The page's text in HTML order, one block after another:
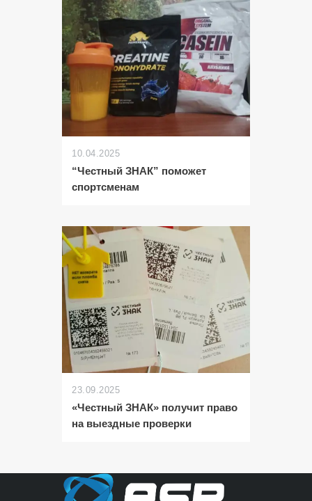
10.04.2025
“Честный ЗНАК” поможет
спортсменам
23.09.2025
«Честный ЗНАК» получит право
на выездные проверки